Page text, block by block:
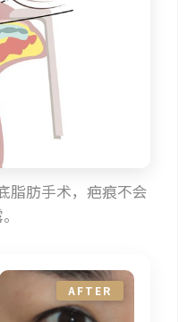
脂肪手术，疤痕不会
AFTER